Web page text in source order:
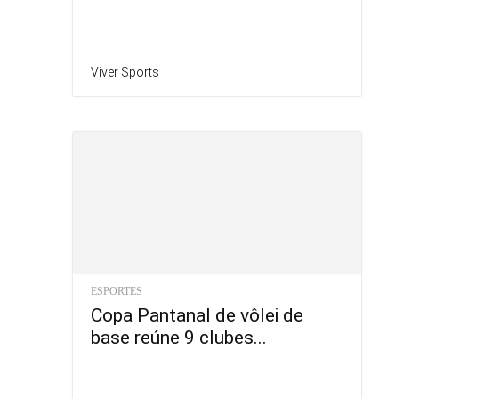
Viver Sports
ESPORTES
Copa Pantanal de vôlei de
base reúne 9 clubes...